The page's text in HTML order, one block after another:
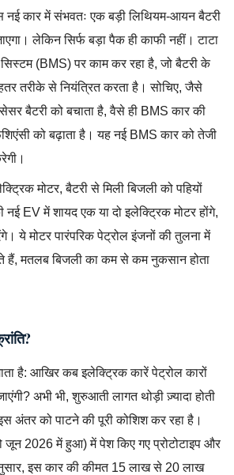
नई कार में संभवतः एक बड़ी लिथियम-आयन बैटरी
लेकिन सिर्फ बड़ा पैक ही काफी नहीं। टाटा
(BMS) पर काम कर रहा है, जो बैटरी के
तरीके से नियंत्रित करता है। सोचिए, जैसे
बैटरी को बचाता है, वैसे ही BMS कार की
को बढ़ाता है। यह नई BMS कार को तेजी
मोटर, बैटरी से मिली बिजली को पहियों
नई EV में शायद एक या दो इलेक्ट्रिक मोटर होंगे,
ये मोटर पारंपरिक पेट्रोल इंजनों की तुलना में
हैं, मतलब बिजली का कम से कम नुकसान होता
है: आखिर कब इलेक्ट्रिक कारें पेट्रोल कारों
अभी भी, शुरुआती लागत थोड़ी ज़्यादा होती
अंतर को पाटने की पूरी कोशिश कर रहा है।
जून 2026 में हुआ) में पेश किए गए प्रोटोटाइप और
इस कार की कीमत 15 लाख से 20 लाख